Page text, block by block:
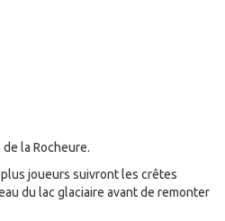
la Rocheure.
joueurs suivront les crêtes
du lac glaciaire avant de remonter